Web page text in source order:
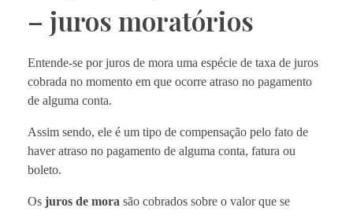
– juros moratórios
Entende-se por juros de mora uma espécie de taxa de juros
cobrada no momento em que ocorre atraso no pagamento
de alguma conta.
Assim sendo, ele é um tipo de compensação pelo fato de
haver atraso no pagamento de alguma conta, fatura ou
boleto.
Os juros de mora são cobrados sobre o valor que se